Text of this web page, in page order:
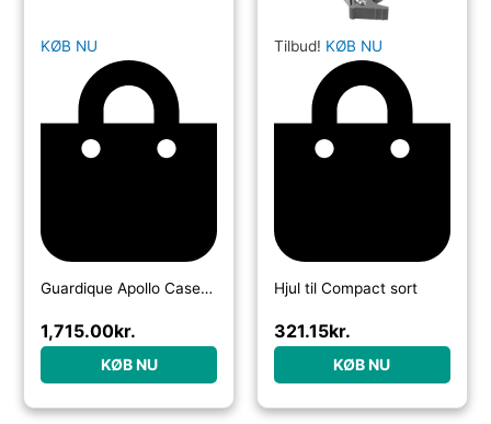
KØB NU
Guardique Apollo Case m/Multilayer Foam og hjul
1,715.00kr.
KØB NU
Tilbud! KØB NU
Hjul til Compact sort
321.15kr.
KØB NU